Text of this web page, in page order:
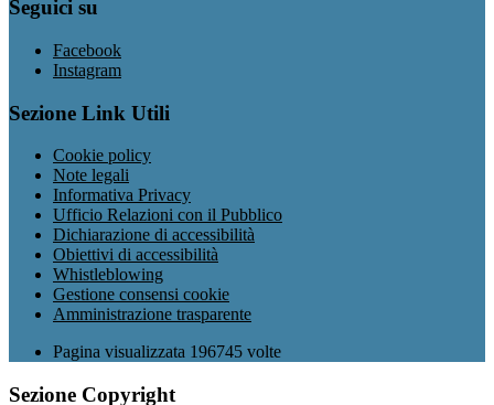
Seguici su
Facebook
Instagram
Sezione Link Utili
Cookie policy
Note legali
Informativa Privacy
Ufficio Relazioni con il Pubblico
Dichiarazione di accessibilità
Obiettivi di accessibilità
Whistleblowing
Gestione consensi cookie
Amministrazione trasparente
Pagina visualizzata 196745 volte
Sezione Copyright